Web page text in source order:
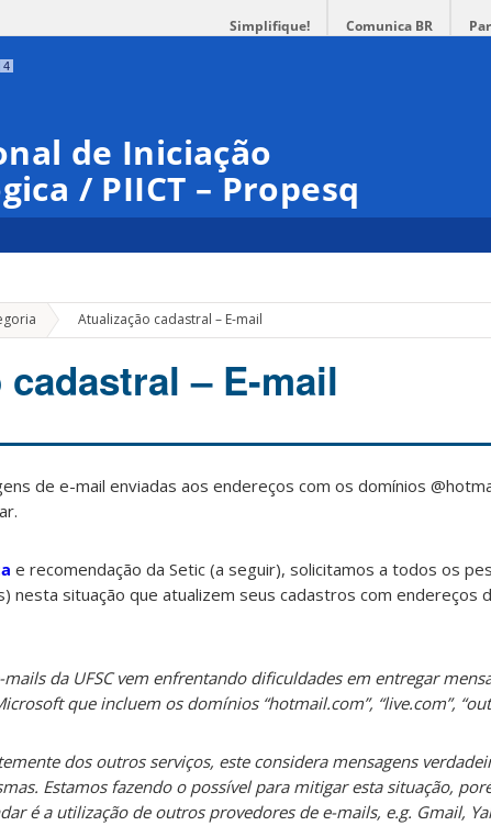
Simplifique! Comunica BR
4
de Iniciação
/ PIICT – Propesq
» Atualização cadastral – E-mail
– E-mail
de e-mail enviadas aos endereços com os domínios
e recomendação da Setic (a seguir), solicitamos a todos os
nesta situação que atualizem seus cadastros com endereços
da UFSC vem enfrentando dificuldades em entregar
que incluem os domínios “hotmail.com”, “live.com”,
dos outros serviços, este considera mensagens
Estamos fazendo o possível para mitigar esta situação,
é a utilização de outros provedores de e-mails, e.g. Gmail,